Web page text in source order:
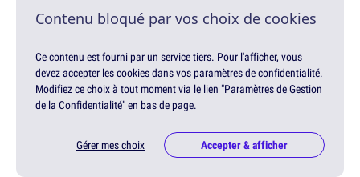
Contenu bloqué par vos choix de cookies
Ce contenu est fourni par un service tiers. Pour l'afficher, vous
devez accepter les cookies dans vos paramètres de confidentialité.
Modifiez ce choix à tout moment via le lien "Paramètres de Gestion
de la Confidentialité" en bas de page.
Gérer mes choix Accepter & afficher